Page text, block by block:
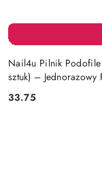
Nail4u Pilnik
sztuk) – Jednorazowy
Cena:
33.75